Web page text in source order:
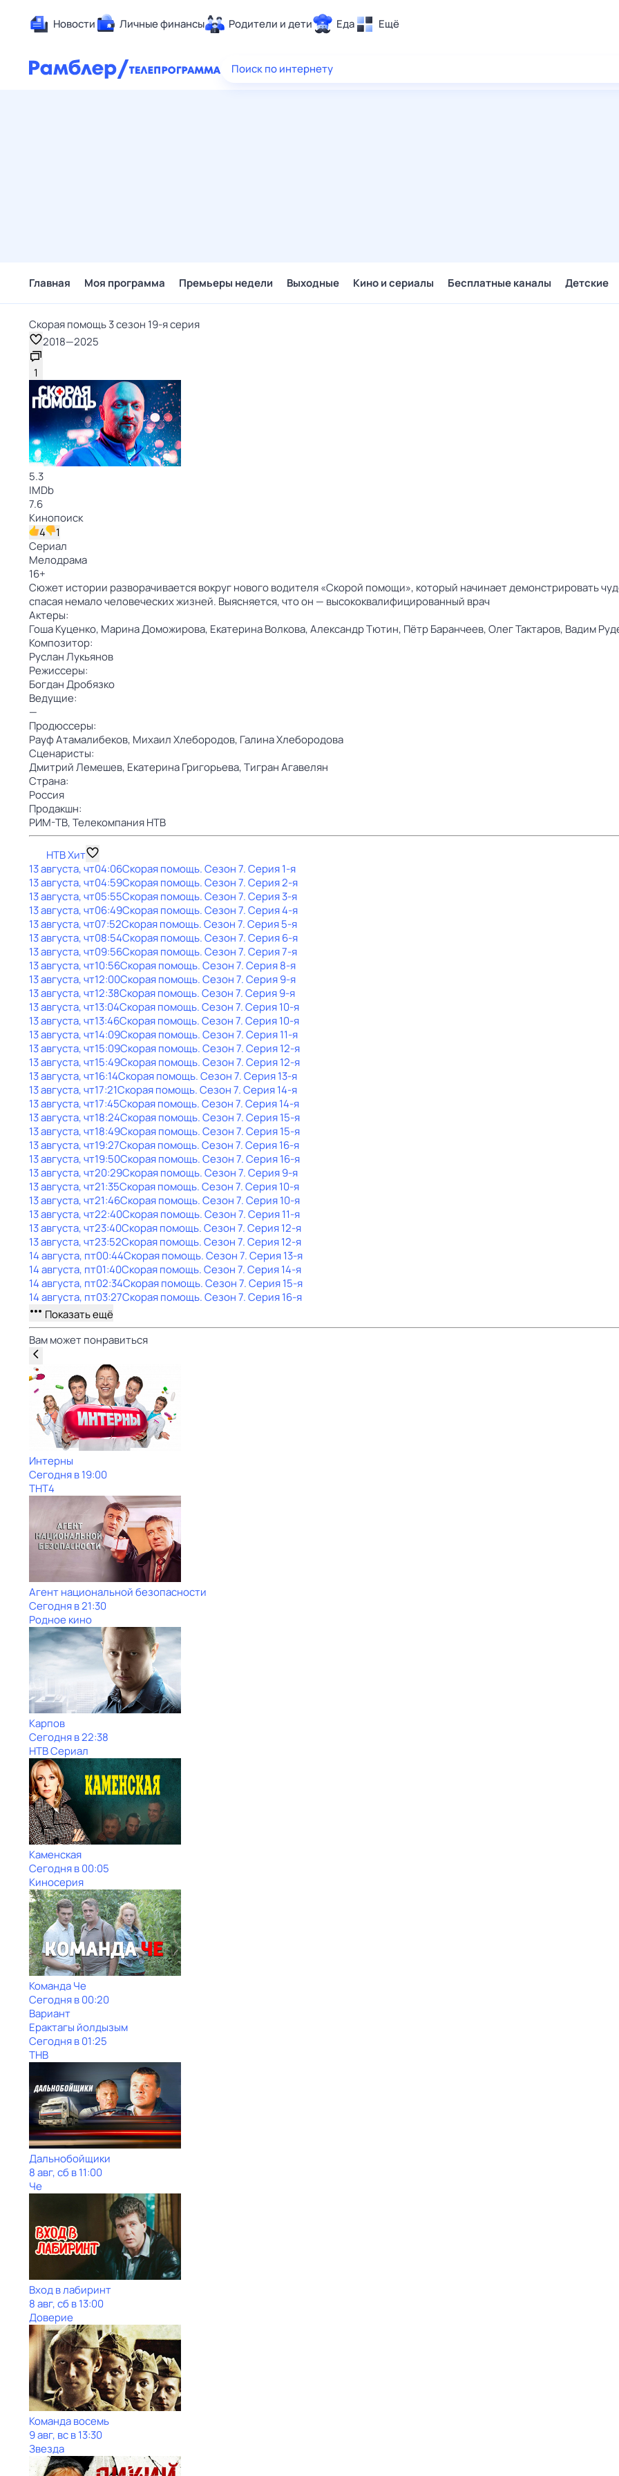
Новости Личные финансы Родители и дети Еда Ещё
Здоровье
Поиск по интернету
Главная Моя программа Премьеры недели Выходные Кино и сериалы Бесплатные каналы Детские
Скорая помощь 3 сезон 19-я серия
2018—2025
1
5.3
IMDb
7.6
Кинопоиск
4
1
Сериал
Мелодрама
16+
Сюжет истории разворачивается вокруг нового водителя «Скорой помощи», который начинает демонстрировать
спасая немало человеческих жизней. Выясняется, что он — высококвалифицированный врач
Актеры:
Гоша Куценко, Марина Доможирова, Екатерина Волкова,Александр Тютин, Пётр Баранчеев,Олег Тактаров, Вадим
Композитор:
Руслан Лукьянов
Режиссеры:
Богдан Дробязко
Ведущие:
—
Продюссеры:
Рауф Атамалибеков, Михаил Хлебородов, Галина Хлебородова
Сценаристы:
Дмитрий Лемешев, Екатерина Григорьева,Тигран Агавелян
Страна:
Россия
Продакшн:
РИМ-ТВ,Телекомпания НТВ
НТВ Хит
13 августа, чт04:06Скорая помощь. Сезон 7. Серия 1-я
13 августа, чт04:59Скорая помощь. Сезон 7. Серия 2-я
13 августа, чт05:55Скорая помощь. Сезон 7. Серия 3-я
13 августа, чт06:49Скорая помощь. Сезон 7. Серия 4-я
13 августа, чт07:52Скорая помощь. Сезон 7. Серия 5-я
13 августа, чт08:54Скорая помощь. Сезон 7. Серия 6-я
13 августа, чт09:56Скорая помощь. Сезон 7. Серия 7-я
13 августа, чт10:56Скорая помощь. Сезон 7. Серия 8-я
13 августа, чт12:00Скорая помощь. Сезон 7. Серия 9-я
13 августа, чт12:38Скорая помощь. Сезон 7. Серия 9-я
13 августа, чт13:04Скорая помощь. Сезон 7. Серия 10-я
13 августа, чт13:46Скорая помощь. Сезон 7. Серия 10-я
13 августа, чт14:09Скорая помощь. Сезон 7. Серия 11-я
13 августа, чт15:09Скорая помощь. Сезон 7. Серия 12-я
13 августа, чт15:49Скорая помощь. Сезон 7. Серия 12-я
13 августа, чт16:14Скорая помощь. Сезон 7. Серия 13-я
13 августа, чт17:21Скорая помощь. Сезон 7. Серия 14-я
13 августа, чт17:45Скорая помощь. Сезон 7. Серия 14-я
13 августа, чт18:24Скорая помощь. Сезон 7. Серия 15-я
13 августа, чт18:49Скорая помощь. Сезон 7. Серия 15-я
13 августа, чт19:27Скорая помощь. Сезон 7. Серия 16-я
13 августа, чт19:50Скорая помощь. Сезон 7. Серия 16-я
13 августа, чт20:29Скорая помощь. Сезон 7. Серия 9-я
13 августа, чт21:35Скорая помощь. Сезон 7. Серия 10-я
13 августа, чт21:46Скорая помощь. Сезон 7. Серия 10-я
13 августа, чт22:40Скорая помощь. Сезон 7. Серия 11-я
13 августа, чт23:40Скорая помощь. Сезон 7. Серия 12-я
13 августа, чт23:52Скорая помощь. Сезон 7. Серия 12-я
14 августа, пт00:44Скорая помощь. Сезон 7. Серия 13-я
14 августа, пт01:40Скорая помощь. Сезон 7. Серия 14-я
14 августа, пт02:34Скорая помощь. Сезон 7. Серия 15-я
14 августа, пт03:27Скорая помощь. Сезон 7. Серия 16-я
Показать ещё
Вам может понравиться
Интерны
Сегодня в 19:00
ТНТ4
Агент национальной безопасности
Сегодня в 21:30
Родное кино
Карпов
Сегодня в 22:38
НТВ Сериал
Каменская
Сегодня в 00:05
Киносерия
Команда Че
Сегодня в 00:20
Вариант
Ерактагы йолдызым
Сегодня в 01:25
ТНВ
Дальнобойщики
8 авг, сб в 11:00
Че
Вход в лабиринт
8 авг, сб в 13:00
Доверие
Команда восемь
9 авг, вс в 13:30
Звезда